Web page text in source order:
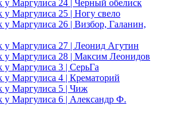
у Маргулиса 24 | Черный обелиск
у Маргулиса 25 | Ногу свело
у Маргулиса 26 | Визбор, Галанин,
у Маргулиса 27 | Леонид Агутин
у Маргулиса 28 | Максим Леонидов
у Маргулиса 3 | СерьГа
у Маргулиса 4 | Крематорий
у Маргулиса 5 | Чиж
у Маргулиса 6 | Александр Ф.